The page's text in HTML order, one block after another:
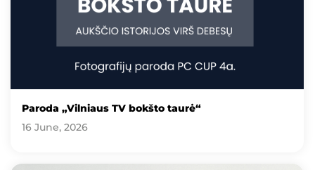
Paroda „Vilniaus TV bokšto taurė“
16 June, 2026